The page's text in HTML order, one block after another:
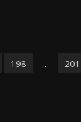
198 … 201